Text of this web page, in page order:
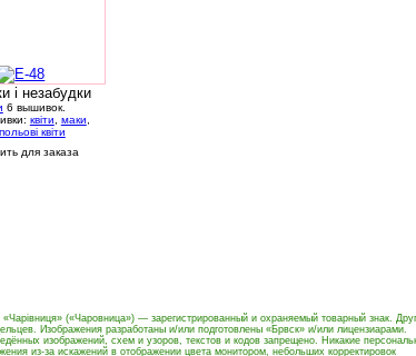
і незабудки
6 вышивок.
квіти маки
польові квіти
для заказа
(«Чаровница») — зарегистрированный и охраняемый товарный знак.
Изображения разработаны и/или подготовлены «Брвск» и/или лицензиарами.
изображений, схем и узоров, текстов и кодов запрещено. Никакие
из-за искажений в отображении цвета монитором, небольших корректировок